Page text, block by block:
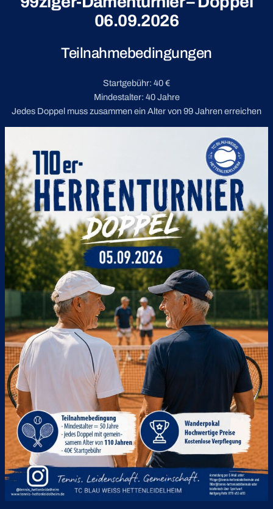
06.09.2026
Teilnahmebedingungen
Startgebühr: 40 €
Mindestalter: 40 Jahre
Jedes Doppel muss zusammen ein Alter von 99 Jahren erreichen